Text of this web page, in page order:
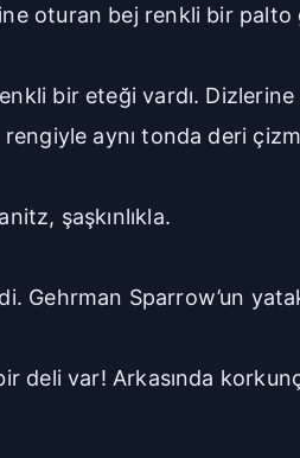
oturan bej renkli bir
bir eteği vardı.
rengiyle aynı tonda deri
şaşkınlıkla.
Gehrman Sparrow’un
deli var! Arkasında